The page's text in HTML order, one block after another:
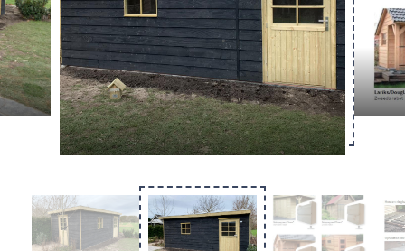
Overkapping
Tuinkantoor
Kapschuur